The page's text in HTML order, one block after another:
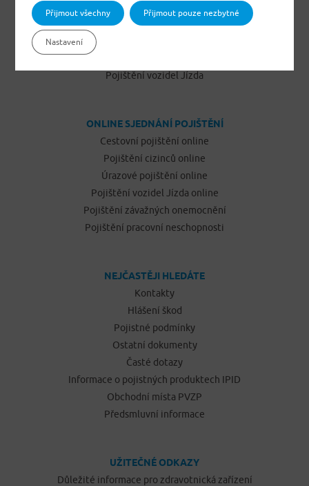
Pojištění domácnosti
Pojištění budov a ostatních staveb
Pojištění odpovědnosti občanů
Pojištění vozidel Jízda
ONLINE SJEDNÁNÍ POJIŠTĚNÍ
Cestovní pojištění online
Pojištění cizinců online
Úrazové pojištění online
Pojištění vozidel Jízda online
Pojištění závažných onemocnění
Pojištění pracovní neschopnosti
NEJČASTĚJI HLEDÁTE
Kontakty
Hlášení škod
Pojistné podmínky
Ostatní dokumenty
Časté dotazy
Informace o pojistných produktech IPID
Obchodní místa PVZP
Předsmluvní informace
UŽITEČNÉ ODKAZY
Důležité informace pro zdravotnická zařízení
Přijmout všechny Přijmout pouze nezbytné
Nastavení